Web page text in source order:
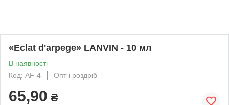
«Eclat d'arpege» LANVIN - 10 мл
В наявності
Код: АF-4
Опт і роздріб
65,90 ₴